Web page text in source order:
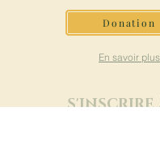
Donation
En savoir plus
S'INSCRIRE